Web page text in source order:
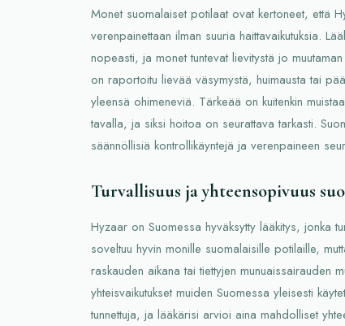
Monet suomalaiset potilaat ovat kertoneet, että
verenpainettaan ilman suuria haittavaikutuksia.
nopeasti, ja monet tuntevat lievitystä jo
on raportoitu lievää väsymystä, huimausta tai
yleensä ohimeneviä. Tärkeää on kuitenkin
tavalla, ja siksi hoitoa on seurattava tarkasti.
säännöllisiä kontrollikäyntejä ja verenpaineen
Turvallisuus ja yhteensopivuus
Hyzaar on Suomessa hyväksytty lääkitys, jonka
soveltuu hyvin monille suomalaisille potilaille,
raskauden aikana tai tiettyjen munuaissairauden
yhteisvaikutukset muiden Suomessa yleisesti
tunnettuja, ja lääkärisi arvioi aina mahdolliset